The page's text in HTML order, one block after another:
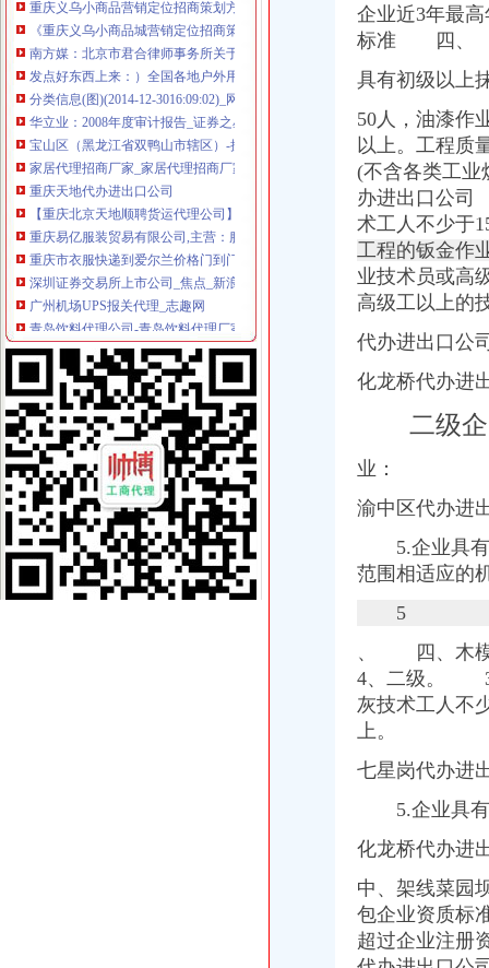
南方媒：北京市君合律师事务所关于南方出版媒股份有限公司发行
发点好东西上来：）全国各地户外用品店详解-旅游（Travel）版-北大
分类信息(图)(2014-12-3016:09:02)_网易新闻
华立业：2008年度审计报告_证券之星
宝山区（黑龙江省双鸭山市辖区）-搜百科
家居代理招商厂家_家居代理招商厂家/公司-阿里巴巴公司黄页
重庆天地代办进出口公司
【重庆北京天地顺聘货运代理公司】网点,地址,电话,营业时间-大
重庆易亿服装贸易有限公司,主营：服装服饰,箱包设计及销售；品
重庆市衣服快递到爱尔兰价格门到门国际包税出口服务（图）-供应信
深圳证券交易所上市公司_焦点_新浪财经_新浪网
广州机场UPS报关代理_志趣网
青岛饮料代理公司-青岛饮料代理厂家-|必途青岛饮料代理公司排行榜
重庆进口美国咖啡清关运输到成都需要多长时间【-成都进出口代理】
海haiyao品牌代理招商-招商加盟-globrand（全球品牌网）
重庆物流服务公司_物流服务厂_生产厂家企业公司
价格,厂家,图片,进出口全套代理,重庆市金利国际货物代理有限
朝天门代办进出口公司
重庆港九股份有限公司关于为重庆经略实业有限责任公司提供担保的公
重庆南岸茶园新区工商服务信息,提供新重庆南岸茶园新区财税服务
【2014年重庆美购贸易有限公司新招聘信息_电话_地址】-赶集网
重庆港国际集装箱有限公司货运代理分公司|重庆港国际集装箱有限公司
朝天门火锅加盟_朝天门火锅加盟店_朝天门火锅加盟费多少-中国连锁网
重庆雅皎贸易有限公司2017新招聘信息_电话_地址-58企业名录
重庆国际货运专线：渝新欧进口平行车运输清关代理-重庆爱问分类
【重庆朝天门易碎品物流_易碎品运输价格_易碎品托运电话】-重庆赶
重庆微商服装代理一手货源重庆女孩服装批发-服装服饰-供求信息-中国
重庆验资开户：代办公司代办区县主城房地产开发资质,入渝备案,执
【58同城】重庆渝中大坪配送中心_大坪生活配送服务公司
乐天玛（重庆）商业有限公司大坪店联系方式_信用报告_工商信息-
东非红檀木材进口报关代理东非红檀原木进口流程-东莞市鸿泽进出口
企业近3年最
标准 四、
具有初级以上
50人，油漆
以上。工程
(不含各类工业
办进出口公
术工人不少于
工程的钣金作
业技术员或高
高级工以上的
代办进出口
化龙桥代办进
二级企
业：
渝中区代办进
5.企业具有
范围相适应的
5
、 四、木
4、二级。 3
灰技术工人不
上。
七星岗代办进
5.企业具有
化龙桥代办进
中、架线菜园
包企业资质标
超过企业注